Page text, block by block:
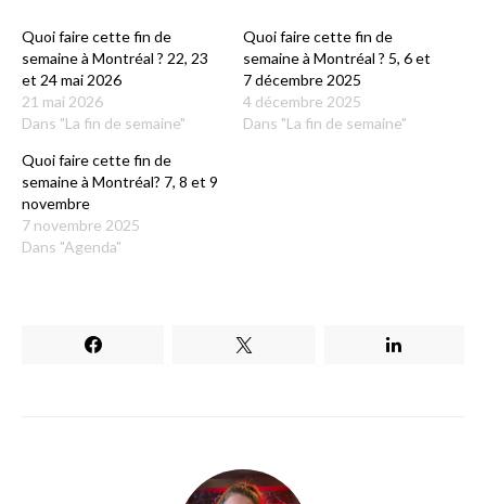
Quoi faire cette fin de
semaine à Montréal ? 22, 23
et 24 mai 2026
21 mai 2026
Dans "La fin de semaine"
Quoi faire cette fin de
semaine à Montréal ? 5, 6 et
7 décembre 2025
4 décembre 2025
Dans "La fin de semaine"
Quoi faire cette fin de
semaine à Montréal? 7, 8 et 9
novembre
7 novembre 2025
Dans "Agenda"